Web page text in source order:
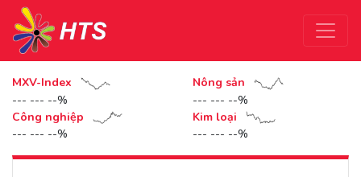
MXV-Index
--- --- --%
Nông sản
--- --- --%
Công nghiệp
--- --- --%
Kim loại
--- --- --%